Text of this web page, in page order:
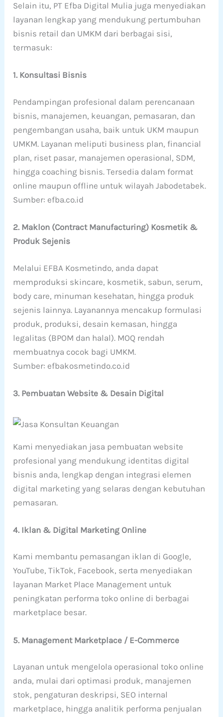
Selain itu, PT Efba Digital Mulia juga menyediakan
layanan lengkap yang mendukung pertumbuhan
bisnis retail dan UMKM dari berbagai sisi,
termasuk:
1. Konsultasi Bisnis
Pendampingan profesional dalam perencanaan
bisnis, manajemen, keuangan, pemasaran, dan
pengembangan usaha, baik untuk UKM maupun
UMKM. Layanan meliputi business plan, financial
plan, riset pasar, manajemen operasional, SDM,
hingga coaching bisnis. Tersedia dalam format
online maupun offline untuk wilayah Jabodetabek.
Sumber: efba.co.id
2. Maklon (Contract Manufacturing) Kosmetik &
Produk Sejenis
Melalui EFBA Kosmetindo, anda dapat
memproduksi skincare, kosmetik, sabun, serum,
body care, minuman kesehatan, hingga produk
sejenis lainnya. Layanannya mencakup formulasi
produk, produksi, desain kemasan, hingga
legalitas (BPOM dan halal). MOQ rendah
membuatnya cocok bagi UMKM.
Sumber: efbakosmetindo.co.id
3. Pembuatan Website & Desain Digital
Kami menyediakan jasa pembuatan website
profesional yang mendukung identitas digital
bisnis anda, lengkap dengan integrasi elemen
digital marketing yang selaras dengan kebutuhan
pemasaran.
4. Iklan & Digital Marketing Online
Kami membantu pemasangan iklan di Google,
YouTube, TikTok, Facebook, serta menyediakan
layanan Market Place Management untuk
peningkatan performa toko online di berbagai
marketplace besar.
5. Management Marketplace / E-Commerce
Layanan untuk mengelola operasional toko online
anda, mulai dari optimasi produk, manajemen
stok, pengaturan deskripsi, SEO internal
marketplace, hingga analitik performa penjualan